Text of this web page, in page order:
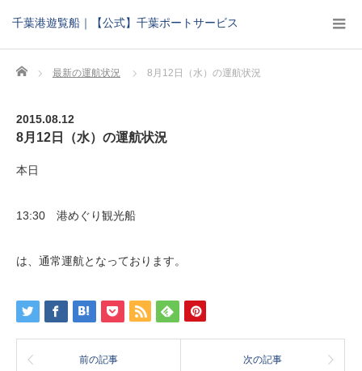
千葉港遊覧船｜【公式】千葉ポートサービス
Home 最新の運航状況 8月12日（水）の運航状況
2015.08.12
8月12日（水）の運航状況
本日
13:30 港めぐり観光船
は、通常運航となっております。
前の記事 次の記事